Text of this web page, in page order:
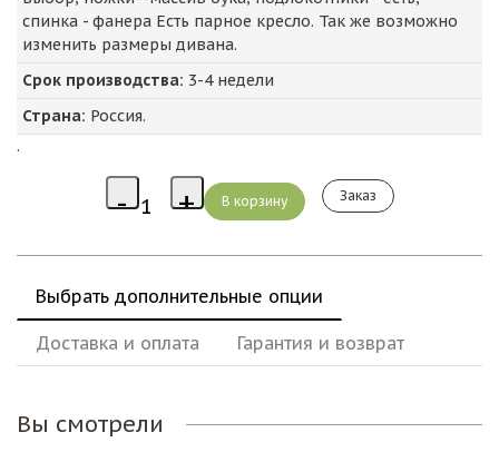
спинка - фанера Есть парное кресло. Так же возможно
изменить размеры дивана.
Срок производства: 3-4 недели
Страна: Россия.
.
Заказ
Выбрать дополнительные опции
Доставка и оплата Гарантия и возврат
Вы смотрели